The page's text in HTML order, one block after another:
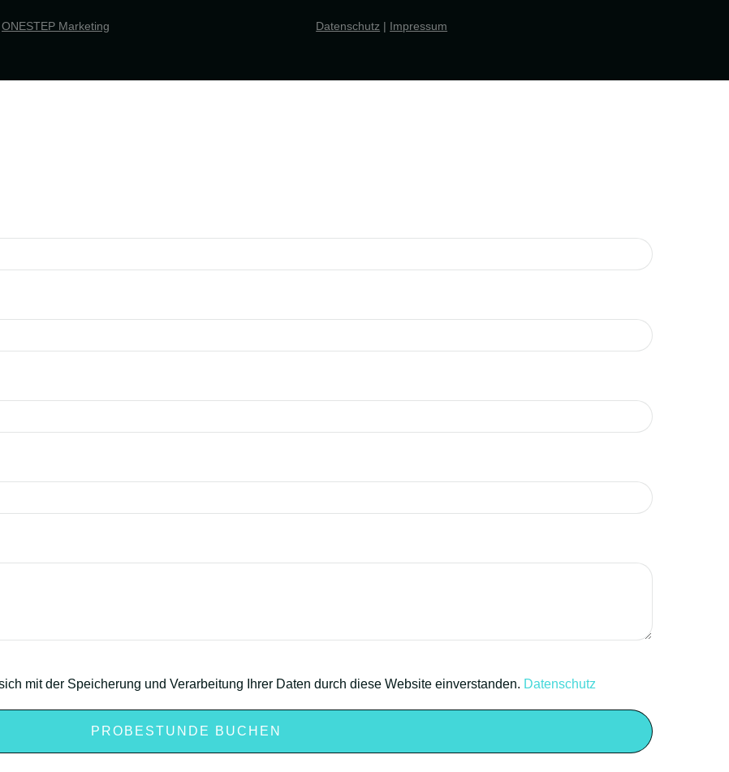
ONESTEP Marketing Datenschutz | Impressum
mit der Speicherung und Verarbeitung Ihrer Daten durch diese Website einverstanden. Datenschutz
PROBESTUNDE BUCHEN